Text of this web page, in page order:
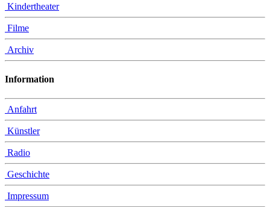
Kindertheater
Filme
Archiv
Information
Anfahrt
Künstler
Radio
Geschichte
Impressum